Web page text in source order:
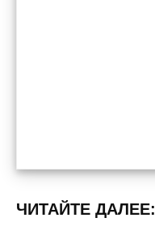
ЧИТАЙТЕ ДАЛЕЕ: